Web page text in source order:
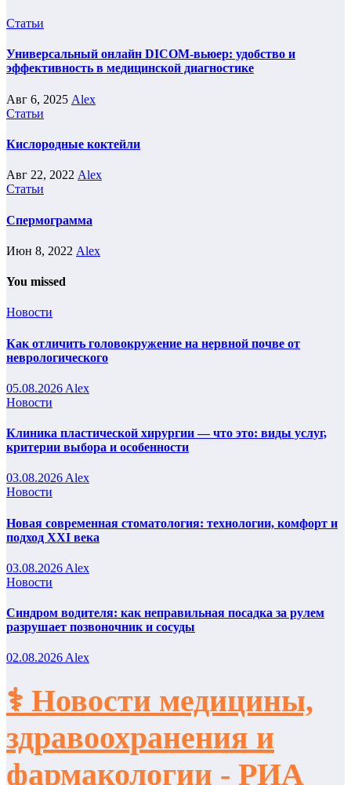
Статьи
Универсальный онлайн DICOM-вьюер: удобство и
эффективность в медицинской диагностике
Авг 6, 2025 Alex
Статьи
Кислородные коктейли
Авг 22, 2022 Alex
Статьи
Спермограмма
Июн 8, 2022 Alex
You missed
Новости
Как отличить головокружение на нервной почве от
неврологического
05.08.2026 Alex
Новости
Клиника пластической хирургии — что это: виды услуг,
критерии выбора и особенности
03.08.2026 Alex
Новости
Новая современная стоматология: технологии, комфорт и
подход XXI века
03.08.2026 Alex
Новости
Синдром водителя: как неправильная посадка за рулем
разрушает позвоночник и сосуды
02.08.2026Alex
⚕️ Новости медицины,
здравоохранения и
фармакологии - РИА